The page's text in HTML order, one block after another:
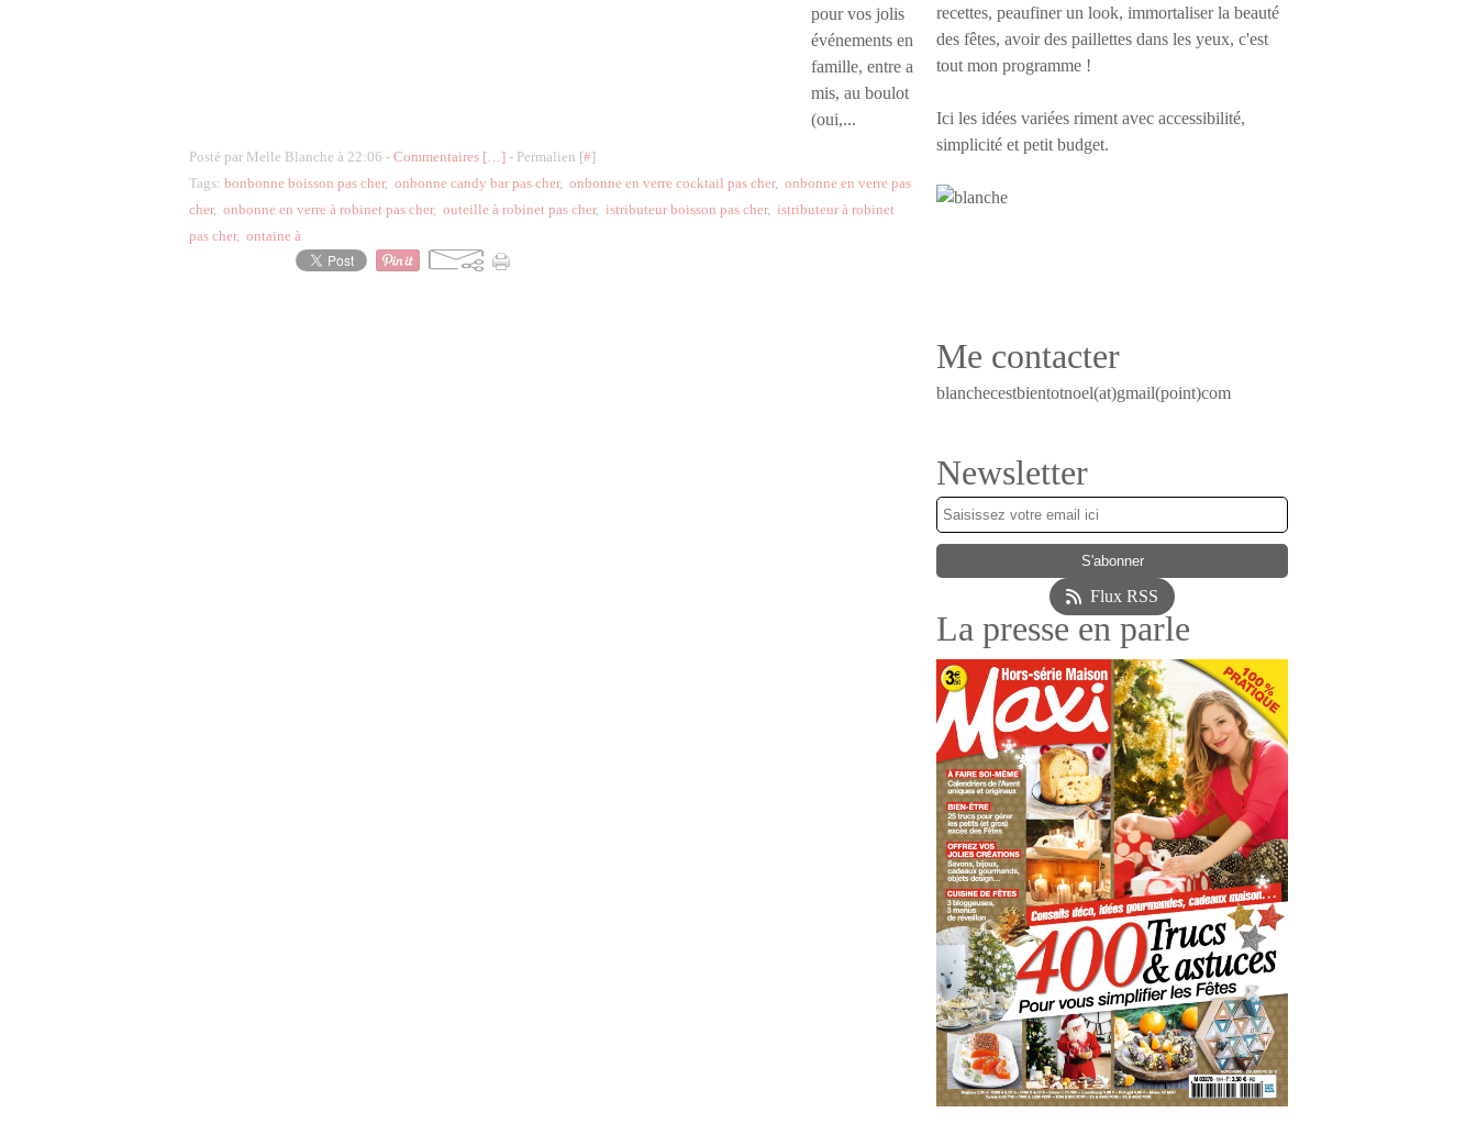
pour vos jolis
événements en
famille, entre a
mis, au boulot
(oui,...
Posté par Melle Blanche à 22:06 - Commentaires […] - Permalien [#]
Tags: bonbonne boisson pas cher, onbonne candy bar pas cher, onbonne en verre cocktail pas cher, onbonne en verre pas
cher, onbonne en verre à robinet pas cher, outeille à robinet pas cher, istributeur boisson pas cher, istributeur à robinet
pas cher, ontaine à
recettes, peaufiner un look, immortaliser la beauté
des fêtes, avoir des paillettes dans les yeux, c'est
tout mon programme !
Ici les idées variées riment avec accessibilité,
simplicité et petit budget.
Me contacter
blanchecestbientotnoel(at)gmail(point)com
Newsletter
Flux RSS
La presse en parle